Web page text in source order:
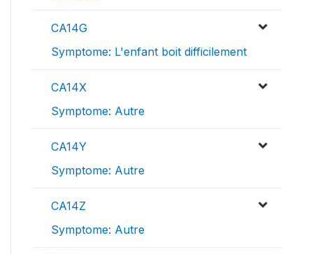
CA14G
Symptome: L'enfant boit difficilement
CA14X
Symptome: Autre
CA14Y
Symptome: Autre
CA14Z
Symptome: Autre